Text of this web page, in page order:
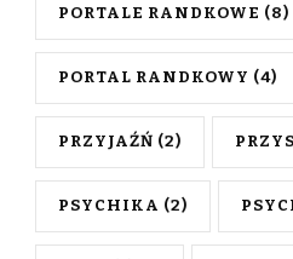
PORTALE RANDKOWE (8)
PORTAL RANDKOWY (4)
PRZYJAŹŃ (2)
PSYCHIKA (2)